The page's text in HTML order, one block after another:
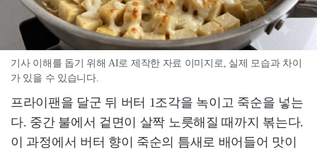
기사 이해를 돕기 위해 AI로 제작한 자료 이미지로, 실제 모습과 차이
가 있을 수 있습니다.
프라이팬을 달군 뒤 버터 1조각을 녹이고 죽순을 넣는
다. 중간 불에서 겉면이 살짝 노릇해질 때까지 볶는다.
이 과정에서 버터 향이 죽순의 틈새로 배어들어 맛이